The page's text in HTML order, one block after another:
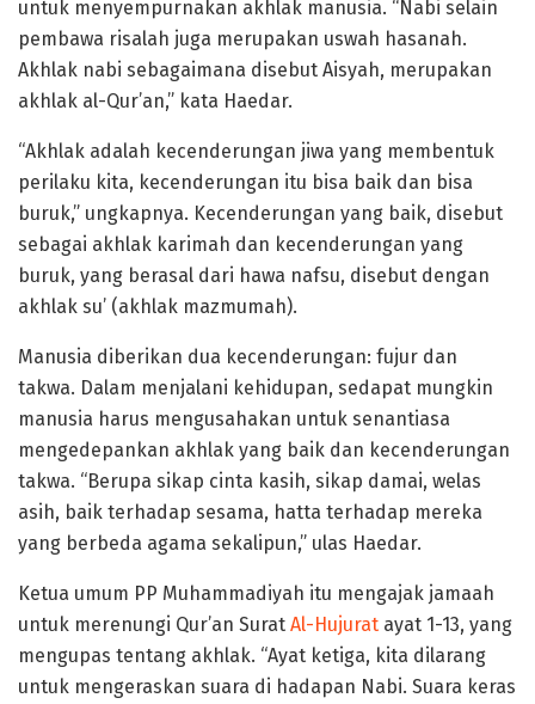
untuk menyempurnakan akhlak manusia. “Nabi selain
pembawa risalah juga merupakan uswah hasanah.
Akhlak nabi sebagaimana disebut Aisyah, merupakan
akhlak al-Qur’an,” kata Haedar.
“Akhlak adalah kecenderungan jiwa yang membentuk
perilaku kita, kecenderungan itu bisa baik dan bisa
buruk,” ungkapnya. Kecenderungan yang baik, disebut
sebagai akhlak karimah dan kecenderungan yang
buruk, yang berasal dari hawa nafsu, disebut dengan
akhlak su’ (akhlak mazmumah).
Manusia diberikan dua kecenderungan: fujur dan
takwa. Dalam menjalani kehidupan, sedapat mungkin
manusia harus mengusahakan untuk senantiasa
mengedepankan akhlak yang baik dan kecenderungan
takwa. “Berupa sikap cinta kasih, sikap damai, welas
asih, baik terhadap sesama, hatta terhadap mereka
yang berbeda agama sekalipun,” ulas Haedar.
Ketua umum PP Muhammadiyah itu mengajak jamaah
untuk merenungi Qur’an Surat Al-Hujurat ayat 1-13, yang
mengupas tentang akhlak. “Ayat ketiga, kita dilarang
untuk mengeraskan suara di hadapan Nabi. Suara keras